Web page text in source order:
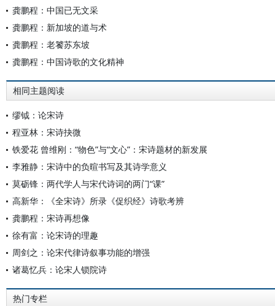
龚鹏程：中国已无文采
龚鹏程：新加坡的道与术
龚鹏程：老饕苏东坡
龚鹏程：中国诗歌的文化精神
相同主题阅读
缪钺：论宋诗
程亚林：宋诗抉微
铁爱花 曾维刚：“物色”与“文心”：宋诗题材的新发展
李雅静：宋诗中的负暄书写及其诗学意义
莫砺锋：两代学人与宋代诗词的两门“课”
高新华：《全宋诗》所录《促织经》诗歌考辨
龚鹏程：宋诗再想像
徐有富：论宋诗的理趣
周剑之：论宋代律诗叙事功能的增强
诸葛忆兵：论宋人锁院诗
热门专栏